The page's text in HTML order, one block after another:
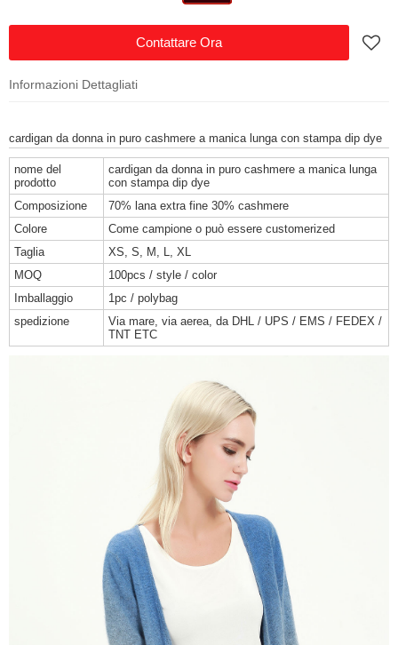
Contattare Ora
Informazioni Dettagliati
cardigan da donna in puro cashmere a manica lunga con stampa dip dye
nome del
prodotto
cardigan da donna in puro cashmere a manica lunga
con stampa dip dye
Composizione
70% lana extra fine 30% cashmere
Colore
Come campione o può essere customerized
Taglia
XS, S, M, L, XL
MOQ
100pcs / style / color
Imballaggio
1pc / polybag
spedizione
Via mare, via aerea, da DHL / UPS / EMS / FEDEX /
TNT ETC